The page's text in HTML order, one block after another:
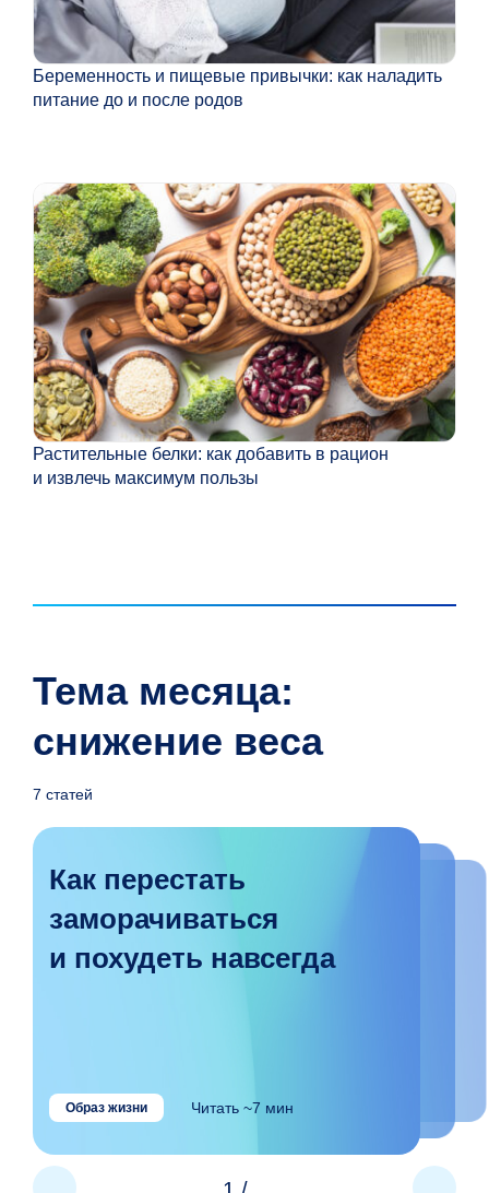
Беременность и пищевые привычки: как наладить
питание до и после родов
Растительные белки: как добавить в рацион
и извлечь максимум пользы
Тема месяца:
снижение веса
7 статей
Как перестать
заморачиваться
и похудеть навсегда
Образ жизни Читать ~7 мин